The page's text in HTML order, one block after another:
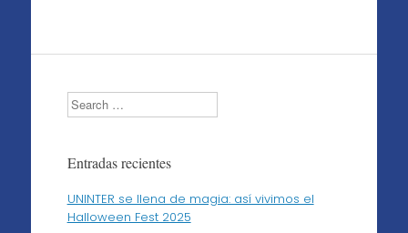
Search
Entradas recientes
UNINTER se llena de magia: así vivimos el
Halloween Fest 2025